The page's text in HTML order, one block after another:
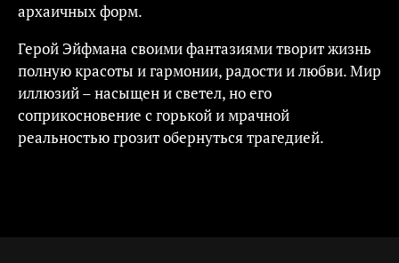
архаичных форм.
Герой Эйфмана своими фантазиями творит жизнь
полную красоты и гармонии, радости и любви. Мир
иллюзий – насыщен и светел, но его
соприкосновение с горькой и мрачной
реальностью грозит обернуться трагедией.